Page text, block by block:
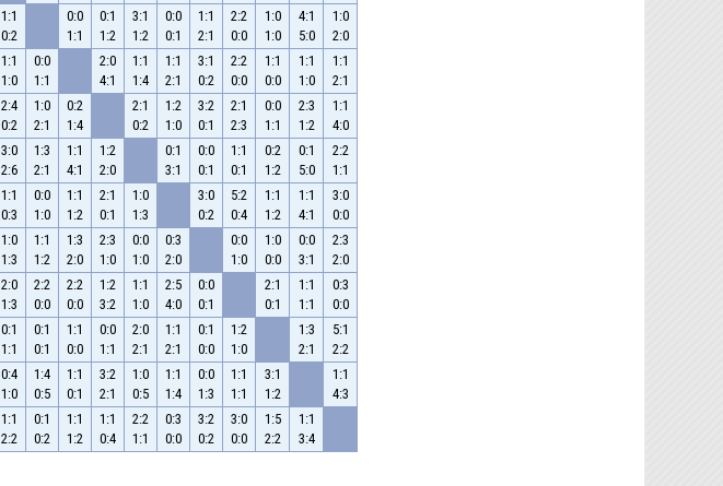
1:1
0:2
0:0
1:1
0:1
1:2
3:1
1:2
0:0
0:1
1:1
2:1
2:2
0:0
1:0
1:0
4:1
5:0
1:0
2:0
1:1
1:0
0:0
1:1
2:0
4:1
1:1
1:4
1:1
2:1
3:1
0:2
2:2
0:0
1:1
0:0
1:1
1:0
1:1
2:1
2:4
0:2
1:0
2:1
0:2
1:4
2:1
0:2
1:2
1:0
3:2
0:1
2:1
2:3
0:0
1:1
2:3
1:2
1:1
4:0
3:0
2:6
1:3
2:1
1:1
4:1
1:2
2:0
0:1
3:1
0:0
0:1
1:1
0:1
0:2
1:2
0:1
5:0
2:2
1:1
1:1
0:3
0:0
1:0
1:1
1:2
2:1
0:1
1:0
1:3
3:0
0:2
5:2
0:4
1:1
1:2
1:1
4:1
3:0
0:0
1:0
1:3
1:1
1:2
1:3
2:0
2:3
1:0
0:0
1:0
0:3
2:0
0:0
1:0
1:0
0:0
0:0
3:1
2:3
2:0
2:0
1:3
2:2
0:0
2:2
0:0
1:2
3:2
1:1
1:0
2:5
4:0
0:0
0:1
2:1
0:1
1:1
1:1
0:3
0:0
0:1
1:1
0:1
0:1
1:1
0:0
0:0
1:1
2:0
2:1
1:1
2:1
0:1
0:0
1:2
1:0
1:3
2:1
5:1
2:2
0:4
1:0
1:4
0:5
1:1
0:1
3:2
2:1
1:0
0:5
1:1
1:4
0:0
1:3
1:1
1:1
3:1
1:2
1:1
4:3
1:1
2:2
0:1
0:2
1:1
1:2
1:1
0:4
2:2
1:1
0:3
0:0
3:2
0:2
3:0
0:0
1:5
2:2
1:1
3:4